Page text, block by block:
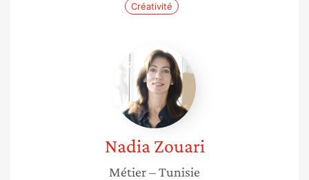
Créativité
Nadia
Zouari
Nadia Zouari
Métier– Tunisie